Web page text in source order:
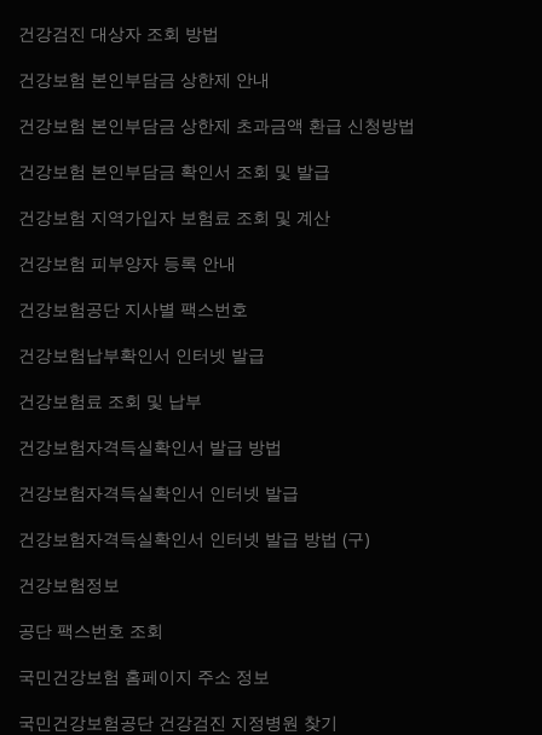
건강검진 대상자 조회 방법
건강보험 본인부담금 상한제 안내
건강보험 본인부담금 상한제 초과금액 환급 신청방법
건강보험 본인부담금 확인서 조회 및 발급
건강보험 지역가입자 보험료 조회 및 계산
건강보험 피부양자 등록 안내
건강보험공단 지사별 팩스번호
건강보험납부확인서 인터넷 발급
건강보험료 조회 및 납부
건강보험자격득실확인서 발급 방법
건강보험자격득실확인서 인터넷 발급
건강보험자격득실확인서 인터넷 발급 방법 (구)
건강보험정보
공단 팩스번호 조회
국민건강보험 홈페이지 주소 정보
국민건강보험공단 건강검진 지정병원 찾기